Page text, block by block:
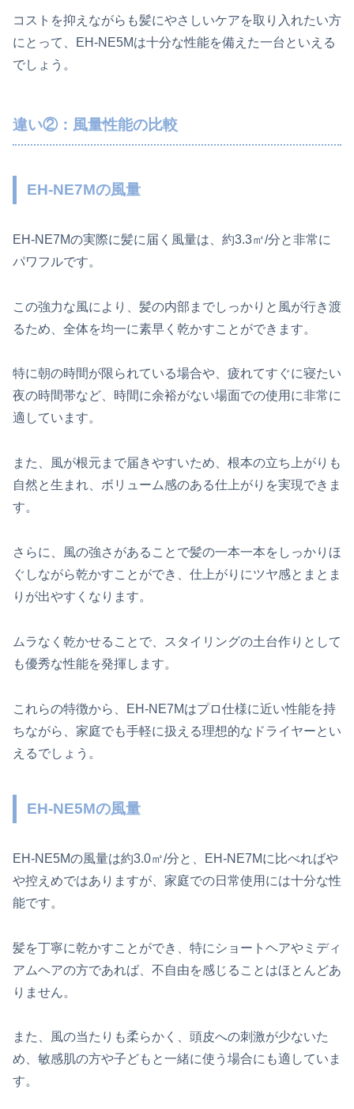
コストを抑えながらも髪にやさしいケアを取り入れたい方
にとって、EH-NE5Mは十分な性能を備えた一台といえる
でしょう。
違い②：風量性能の比較
EH-NE7Mの風量
EH-NE7Mの実際に髪に届く風量は、約3.3㎥/分と非常に
パワフルです。
この強力な風により、髪の内部までしっかりと風が行き渡
るため、全体を均一に素早く乾かすことができます。
特に朝の時間が限られている場合や、疲れてすぐに寝たい
夜の時間帯など、時間に余裕がない場面での使用に非常に
適しています。
また、風が根元まで届きやすいため、根本の立ち上がりも
自然と生まれ、ボリューム感のある仕上がりを実現できま
す。
さらに、風の強さがあることで髪の一本一本をしっかりほ
ぐしながら乾かすことができ、仕上がりにツヤ感とまとま
りが出やすくなります。
ムラなく乾かせることで、スタイリングの土台作りとして
も優秀な性能を発揮します。
これらの特徴から、EH-NE7Mはプロ仕様に近い性能を持
ちながら、家庭でも手軽に扱える理想的なドライヤーとい
えるでしょう。
EH-NE5Mの風量
EH-NE5Mの風量は約3.0㎥/分と、EH-NE7Mに比べればや
や控えめではありますが、家庭での日常使用には十分な性
能です。
髪を丁寧に乾かすことができ、特にショートヘアやミディ
アムヘアの方であれば、不自由を感じることはほとんどあ
りません。
また、風の当たりも柔らかく、頭皮への刺激が少ないた
め、敏感肌の方や子どもと一緒に使う場合にも適していま
す。